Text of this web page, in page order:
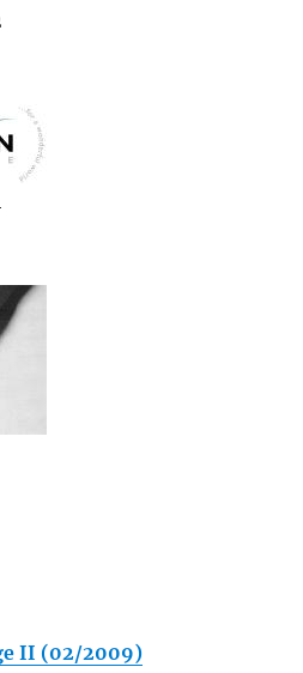
II (02/2009)